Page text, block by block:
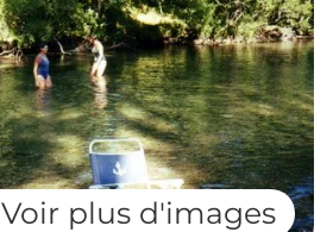
Voir plus d'images